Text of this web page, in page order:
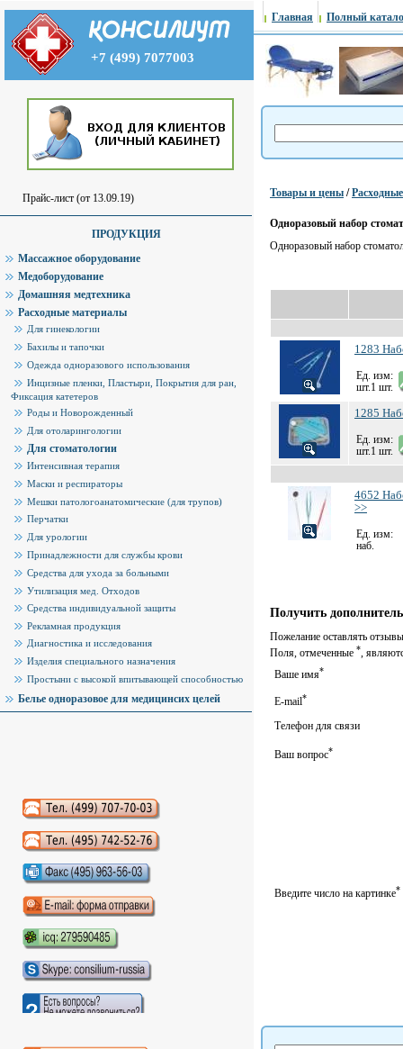
+7 (499) 7077003
Прайс-лист (от 13.09.19)
ПРОДУКЦИЯ
Массажное оборудование
Медоборудование
Домашняя медтехника
Расходные материалы
Для гинекологии
Бахилы и тапочки
Одежда одноразового использования
Инцизные пленки, Пластыри, Покрытия для ран,
Фиксация катетеров
Роды и Новорожденный
Для отоларингологии
Для стоматологии
Интенсивная терапия
Маски и респираторы
Мешки патологоанатомические (для трупов)
Перчатки
Для урологии
Принадлежности для службы крови
Средства для ухода за больными
Утилизация мед. Отходов
Средства индивидуальной защиты
Рекламная продукция
Диагностика и исследования
Изделия специального назначения
Простыни с высокой впитывающей способностью
Белье одноразовое для медицинсих целей
Аудиокниги слушать онлайн
Главная Полный
Товары и цены /
Одноразовый набор
Одноразовый набор
1283
Ед. изм:
шт.1 шт.
1285
Ед. изм:
шт.1 шт.
4652
>>
Ед. изм:
наб.
Получить
Пожелание оставлять
Поля, отмеченные *,
Ваше имя*
E-mail*
Телефон для связи
Ваш вопрос*
Введите число на картинке*